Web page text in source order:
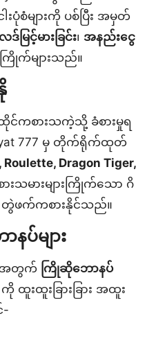
ပုံစံများကို ပစ်ပြီး အမှတ်
ဒ်မြင့်မားခြင်း၊ အနည်းငွေ
ြိုက်များသည်။
ကစားသကဲ့သို့ ခံစားမှုရ
777 မှ တိုက်ရိုက်ထုတ်
Roulette, Dragon Tiger,
သမားများကြိုက်သော ဂိ
နှင့် တွဲဖက်ကစားနိုင်သည်။
ပ်များ
းအတွက် ကြိုဆိုဘောနပ်
ကို ထူးထူးခြားခြား အထူး
-